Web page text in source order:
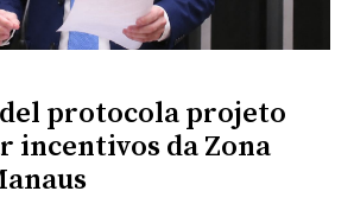
protocola projeto
incentivos da Zona